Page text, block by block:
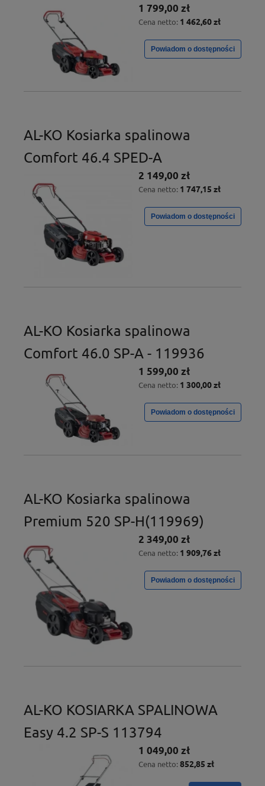
1 799,00 zł
Cena netto: 1 462,60 zł
Powiadom o dostępności
AL-KO Kosiarka spalinowa
Comfort 46.4 SPED-A
2 149,00 zł
Cena netto: 1 747,15 zł
Powiadom o dostępności
AL-KO Kosiarka spalinowa
Comfort 46.0 SP-A - 119936
1 599,00 zł
Cena netto: 1 300,00 zł
Powiadom o dostępności
AL-KO Kosiarka spalinowa
Premium 520 SP-H(119969)
2 349,00 zł
Cena netto: 1 909,76 zł
Powiadom o dostępności
AL-KO KOSIARKA SPALINOWA
Easy 4.2 SP-S 113794
1 049,00 zł
Cena netto: 852,85 zł